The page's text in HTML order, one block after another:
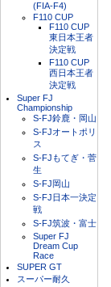
(FIA-F4)
F110 CUP
F110 CUP
東日本王者
決定戦
F110 CUP
西日本王者
決定戦
Super FJ
Championship
S-FJ鈴鹿・岡山
S-FJオートポリ
ス
S-FJもてぎ・菅
生
S-FJ岡山
S-FJ日本一決定
戦
S-FJ筑波・富士
Super FJ
Dream Cup
Race
SUPER GT
スーパー耐久